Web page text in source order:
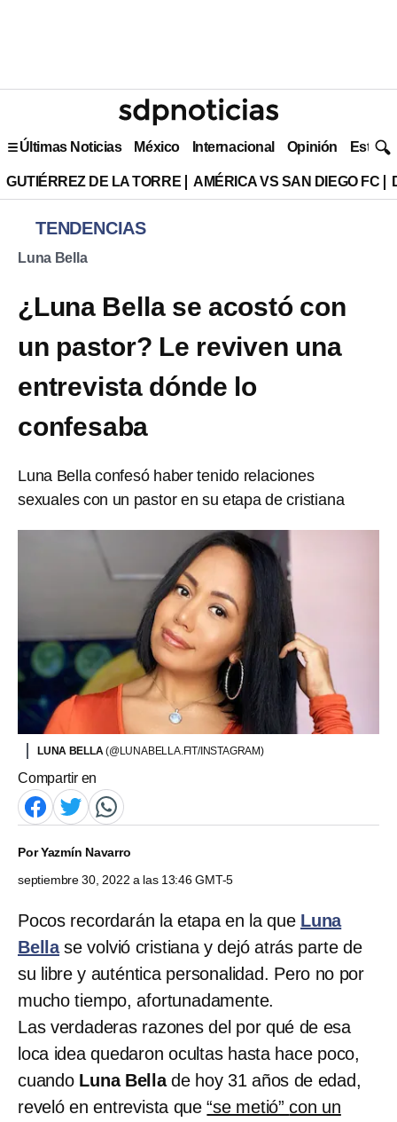
Últimas Noticias México Internacional Opinión Estilo
GUTIÉRREZ DE LA TORRE AMÉRICA VS SAN DIEGO FC
TENDENCIAS
Luna Bella
¿Luna Bella se acostó con
un pastor? Le reviven una
entrevista dónde lo
confesaba
Luna Bella confesó haber tenido relaciones
sexuales con un pastor en su etapa de cristiana
LUNA BELLA(@LUNABELLA.FIT/INSTAGRAM)
Compartir en
PorYazmín Navarro
septiembre 30, 2022 a las 13:46 GMT-5
Pocos recordarán la etapa en la que Luna
Bellase volvió cristiana y dejó atrás parte de
su libre y auténtica personalidad. Pero no por
mucho tiempo, afortunadamente.
Las verdaderas razones del por qué de esa
loca idea quedaron ocultas hasta hace poco,
cuando Luna Bellade hoy 31 años de edad,
reveló en entrevista que“se metió” con un